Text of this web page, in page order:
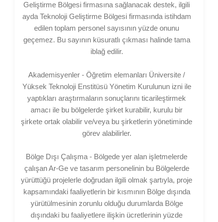
Geliştirme Bölgesi firmasına sağlanacak destek, ilgili
ayda Teknoloji Geliştirme Bölgesi firmasında istihdam
edilen toplam personel sayısının yüzde onunu
geçemez. Bu sayının küsuratlı çıkması halinde tama
iblağ edilir.
Akademisyenler - Öğretim elemanları Üniversite /
Yüksek Teknoloji Enstitüsü Yönetim Kurulunun izni ile
yaptıkları araştırmaların sonuçlarını ticarileştirmek
amacı ile bu bölgelerde şirket kurabilir, kurulu bir
şirkete ortak olabilir ve/veya bu şirketlerin yönetiminde
görev alabilirler.
Bölge Dışı Çalışma - Bölgede yer alan işletmelerde
çalışan Ar-Ge ve tasarım personelinin bu Bölgelerde
yürüttüğü projelerle doğrudan ilgili olmak şartıyla, proje
kapsamındaki faaliyetlerin bir kısmının Bölge dışında
yürütülmesinin zorunlu olduğu durumlarda Bölge
dışındaki bu faaliyetlere ilişkin ücretlerinin yüzde